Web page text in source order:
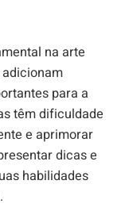
na arte
para a
têm dificuldade
e aprimorar
dicas e
habilidades